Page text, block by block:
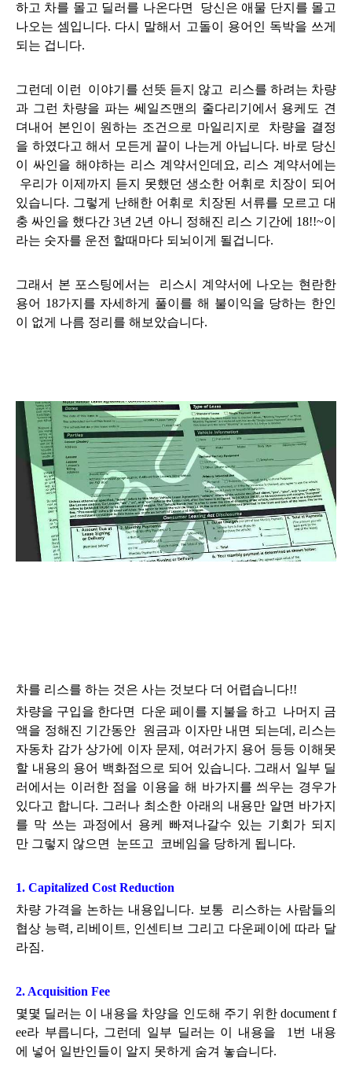
하고 차를 몰고 딜러를 나온다면 당신은 애물 단지를 몰고
나오는 셈입니다. 다시 말해서
고돌이 용어인 독박을 쓰게
되는 겁니다.
그런데 이런 이야기를 선뜻 듣지 않고 리스를 하려는 차량
과 그런 차량을 파는 쎄일즈맨의 줄다리기에서 용케도 견
뎌내어 본인이 원하는 조건으로 마일리지로 차량을 결정
을 하였다고 해서 모든게 끝이 나는게 아닙니다. 바로 당신
이 싸인을 해야하는 리스 계약서인데요, 리스 계약서에는
우리가 이제까지 듣지 못했던 생소한 어휘로 치장이 되어
있습니다. 그렇게 난해한 어휘로 치장된 서류를 모르고 대
충 싸인을 했다간 3년 2년 아니 정해진 리스 기간에 18!!~이
라는 숫자를 운전 할때마다 되뇌이게 될겁니다.
그래서 본 포스팅에서는 리스시 계약서에 나오는 현란한
용어 18가지를 자세하게 풀이를 해 불이익을 당하는 한인
이 없게 나름 정리를 해보았습니다.
차를 리스를 하는 것은 사는 것보다 더 어렵습니다!!
차량을 구입을 한다면 다운 페이를 지불을 하고 나머지 금
액을 정해진 기간동안 원금과 이자만 내면 되는데, 리스는
자동차 감가 상가에 이자 문제, 여러가지 용어 등등 이해못
할 내용의 용어 백화점으로 되어 있습니다. 그래서 일부 딜
러에서는 이러한 점을 이용을 해 바가지를 씌우는 경우가
있다고 합니다. 그러나 최소한 아래의 내용만 알면 바가지
를 막 쓰는 과정에서 용케 빠져나갈수 있는 기회가 되지
만 그렇지 않으면 눈뜨고 코베임을 당하게 됩니다.
1. Capitalized Cost Reduction
차량 가격을 논하는 내용입니다. 보통 리스하는 사람들의
협상 능력, 리베이트, 인센티브 그리고 다운페이에 따라 달
라짐.
2. Acquisition Fee
몇몇 딜러는 이 내용을 차양을 인도해 주기 위한 document f
ee라 부릅니다, 그런데 일부 딜러는 이 내용을 1번 내용
에
넣어 일반인들이 알지 못하게 숨겨 놓습니다.